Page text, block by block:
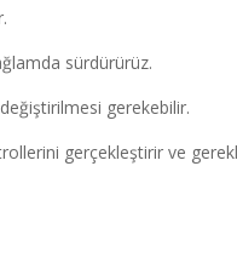
sürdürürüz.
gerekebilir.
gerçekleştirir ve